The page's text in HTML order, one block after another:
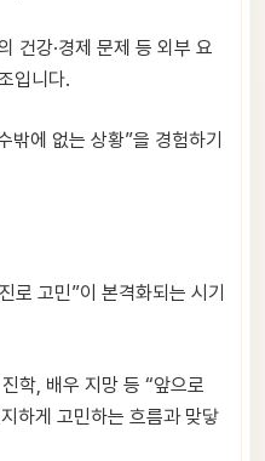
건강·경제 문제 등 외부 요
입니다.
밖에 없는 상황”을 경험하기
로 고민”이 본격화되는 시기
학, 배우 지망 등 “앞으로
하게 고민하는 흐름과 맞닿